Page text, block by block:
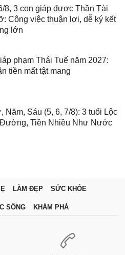
8, 3 con giáp được Thần Tài
Công việc thuận lợi, dễ ký kết
lớn
phạm Thái Tuế năm 2027:
tiền mất tật mang
Năm, Sáu (5, 6, 7/8): 3 tuổi Lộc
Tiền Nhiều Như Nước
LÀM ĐẸP SỨC KHỎE
SỐNG KHÁM PHÁ